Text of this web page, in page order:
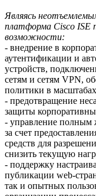
Являясь
платформа Cisco ISE
возможности:
- внедрение в
аутентификации и
устройств,
сетям и сетям VPN,
политики в
- предотвращение
защиты
- управление полным
за счет
средств для
снизить текущую
- поддержку
публикации web-
так и опытных